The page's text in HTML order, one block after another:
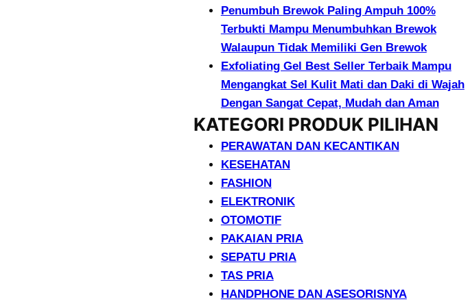
Penumbuh Brewok Paling Ampuh 100%
Terbukti Mampu Menumbuhkan Brewok
Walaupun Tidak Memiliki Gen Brewok
Exfoliating Gel Best Seller Terbaik Mampu
Mengangkat Sel Kulit Mati dan Daki di Wajah
Dengan Sangat Cepat, Mudah dan Aman
KATEGORI PRODUK PILIHAN
PERAWATAN DAN KECANTIKAN
KESEHATAN
FASHION
ELEKTRONIK
OTOMOTIF
PAKAIAN PRIA
SEPATU PRIA
TAS PRIA
HANDPHONE DAN ASESORISNYA